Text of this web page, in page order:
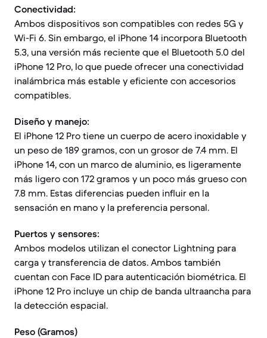
Conectividad:
Ambos dispositivos son compatibles con redes 5G y
Wi-Fi 6. Sin embargo, el iPhone 14 incorpora Bluetooth
5.3, una versión más reciente que el Bluetooth 5.0 del
iPhone 12 Pro, lo que puede ofrecer una conectividad
inalámbrica más estable y eficiente con accesorios
compatibles.
Diseño y manejo:
El iPhone 12 Pro tiene un cuerpo de acero inoxidable y
un peso de 189 gramos, con un grosor de 7.4 mm. El
iPhone 14, con un marco de aluminio, es ligeramente
más ligero con 172 gramos y un poco más grueso con
7.8 mm. Estas diferencias pueden influir en la
sensación en mano y la preferencia personal.
Puertos y sensores:
Ambos modelos utilizan el conector Lightning para
carga y transferencia de datos. Ambos también
cuentan con Face ID para autenticación biométrica. El
iPhone 12 Pro incluye un chip de banda ultraancha para
la detección espacial.
Peso (Gramos)